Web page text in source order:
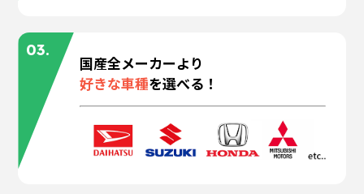
03.
国産全メーカーより
好きな車種を選べる！